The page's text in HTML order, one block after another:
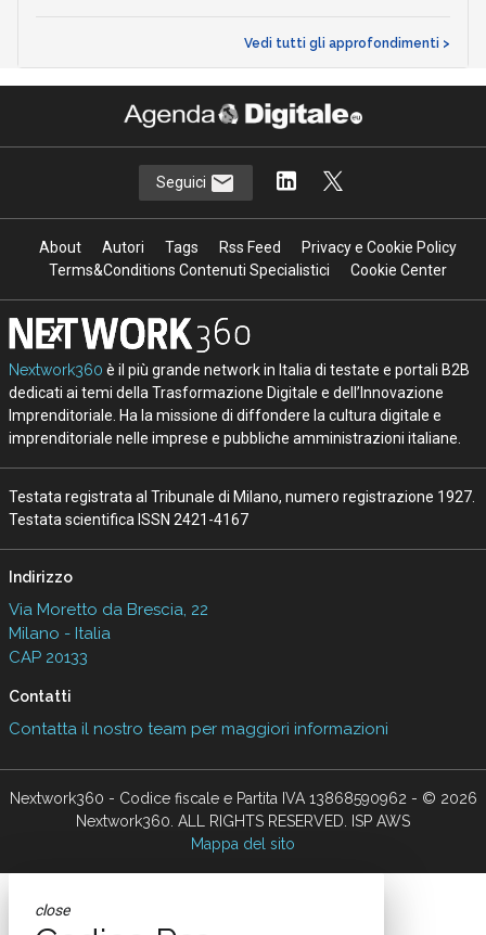
Vedi tutti gli approfondimenti >
Seguici
About Autori Tags Rss Feed
Privacy e Cookie Policy
Terms&Conditions Contenuti Specialistici
Cookie Center
Nextwork360 è il più grande network in Italia di testate e portali B2B
dedicati ai temi della Trasformazione Digitale e dell’Innovazione
Imprenditoriale. Ha la missione di diffondere la cultura digitale e
imprenditoriale nelle imprese e pubbliche amministrazioni italiane.
Testata registrata al Tribunale di Milano, numero registrazione 1927.
Testata scientifica ISSN 2421-4167
Indirizzo
Via Moretto da Brescia, 22
Milano - Italia
CAP 20133
Contatti
Contatta il nostro team per maggiori informazioni
Nextwork360 - Codice fiscale e Partita IVA 13868590962 - © 2026
Nextwork360. ALL RIGHTS RESERVED. ISP AWS
Mappa del sito
close